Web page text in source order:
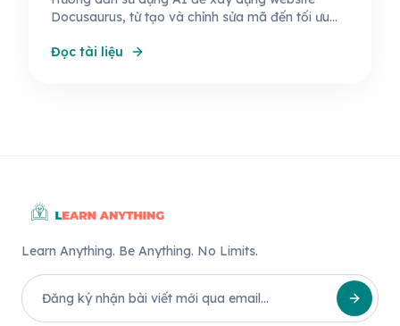
Docusaurus, từ tạo và chỉnh sửa mã đến tối ưu
thời gian và nâng cao hiệu suất.
Đọc tài liệu
Learn Anything. Be Anything. No Limits.